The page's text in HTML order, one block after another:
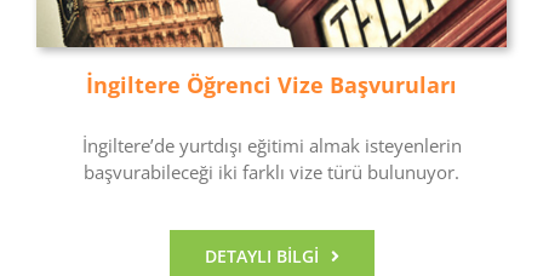
İngiltere Öğrenci Vize Başvuruları
İngiltere’de yurtdışı eğitimi almak isteyenlerin
başvurabileceği iki farklı vize türü bulunuyor.
DETAYLI BILGI